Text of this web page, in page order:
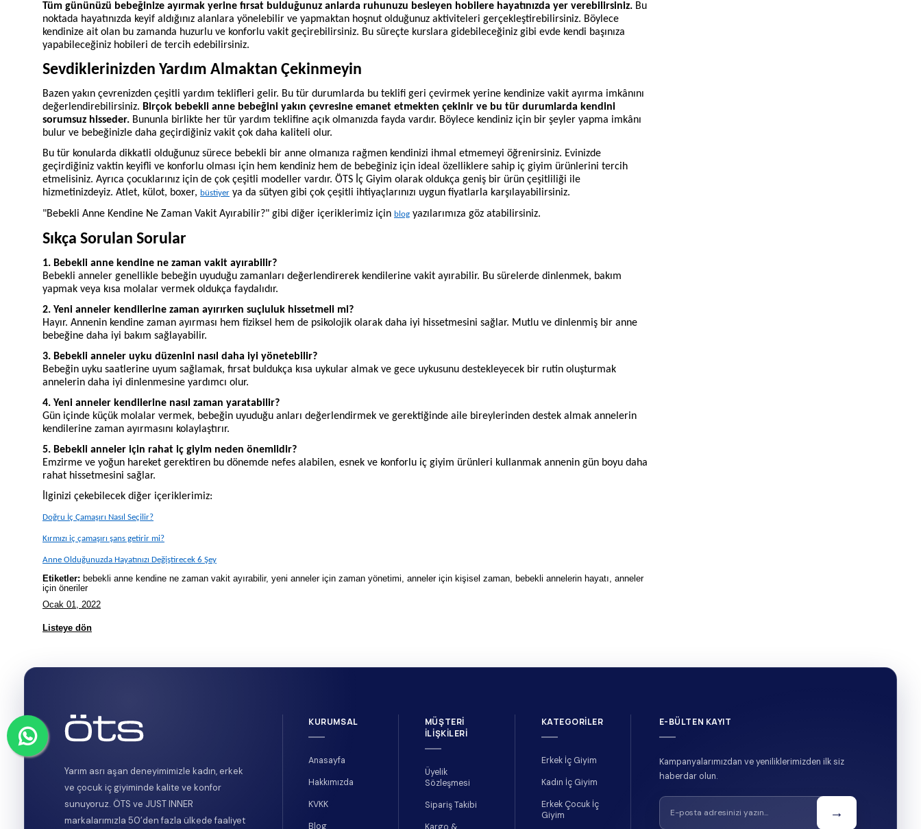
Tüm gününüzü bebeğinize ayırmak yerine fırsat bulduğunuz anlarda ruhunuzu besleyen hobilere hayatınızda yer verebilirsiniz. Bu
noktada hayatınızda keyif aldığınız alanlara yönelebilir ve yapmaktan hoşnut olduğunuz aktiviteleri gerçekleştirebilirsiniz. Böylece
kendinize ait olan bu zamanda huzurlu ve konforlu vakit geçirebilirsiniz. Bu süreçte kurslara gidebileceğiniz gibi evde kendi başınıza
yapabileceğiniz hobileri de tercih edebilirsiniz.
Sevdiklerinizden Yardım Almaktan Çekinmeyin
Bazen yakın çevrenizden çeşitli yardım teklifleri gelir. Bu tür durumlarda bu teklifi geri çevirmek yerine kendinize vakit ayırma imkânını
değerlendirebilirsiniz. Birçok bebekli anne bebeğini yakın çevresine emanet etmekten çekinir ve bu tür durumlarda kendini
sorumsuz hisseder. Bununla birlikte her tür yardım teklifine açık olmanızda fayda vardır. Böylece kendiniz için bir şeyler yapma imkânı
bulur ve bebeğinizle daha geçirdiğiniz vakit çok daha kaliteli olur.
Bu tür konularda dikkatli olduğunuz sürece bebekli bir anne olmanıza rağmen kendinizi ihmal etmemeyi öğrenirsiniz. Evinizde
geçirdiğiniz vaktin keyifli ve konforlu olması için hem kendiniz hem de bebeğiniz için ideal özelliklere sahip iç giyim ürünlerini tercih
etmelisiniz. Ayrıca çocuklarınız için de çok çeşitli modeller vardır. ÖTS İç Giyim olarak oldukça geniş bir ürün çeşitliliği ile
hizmetinizdeyiz. Atlet, külot, boxer, büstiyer ya da sütyen gibi çok çeşitli ihtiyaçlarınızı uygun fiyatlarla karşılayabilirsiniz.
"Bebekli Anne Kendine Ne Zaman Vakit Ayırabilir?" gibi diğer içeriklerimiz için blog yazılarımıza göz atabilirsiniz.
Sıkça Sorulan Sorular
1. Bebekli anne kendine ne zaman vakit ayırabilir?
Bebekli anneler genellikle bebeğin uyuduğu zamanları değerlendirerek kendilerine vakit ayırabilir. Bu sürelerde dinlenmek, bakım
yapmak veya kısa molalar vermek oldukça faydalıdır.
2. Yeni anneler kendilerine zaman ayırırken suçluluk hissetmeli mi?
Hayır. Annenin kendine zaman ayırması hem fiziksel hem de psikolojik olarak daha iyi hissetmesini sağlar. Mutlu ve dinlenmiş bir anne
bebeğine daha iyi bakım sağlayabilir.
3. Bebekli anneler uyku düzenini nasıl daha iyi yönetebilir?
Bebeğin uyku saatlerine uyum sağlamak, fırsat buldukça kısa uykular almak ve gece uykusunu destekleyecek bir rutin oluşturmak
annelerin daha iyi dinlenmesine yardımcı olur.
4. Yeni anneler kendilerine nasıl zaman yaratabilir?
Gün içinde küçük molalar vermek, bebeğin uyuduğu anları değerlendirmek ve gerektiğinde aile bireylerinden destek almak annelerin
kendilerine zaman ayırmasını kolaylaştırır.
5. Bebekli anneler için rahat iç giyim neden önemlidir?
Emzirme ve yoğun hareket gerektiren bu dönemde nefes alabilen, esnek ve konforlu iç giyim ürünleri kullanmak annenin gün boyu daha
rahat hissetmesini sağlar.
İlginizi çekebilecek diğer içeriklerimiz:
Doğru İç Çamaşırı Nasıl Seçilir?
Kırmızı iç çamaşırı şans getirir mi?
Anne Olduğunuzda Hayatınızı Değiştirecek 6 Şey
Etiketler: bebekli anne kendine ne zaman vakit ayırabilir, yeni anneler için zaman yönetimi, anneler için kişisel zaman, bebekli annelerin hayatı, anneler
için öneriler
Ocak 01, 2022
Listeye dön
Yarım asrı aşan deneyimimizle kadın, erkek
ve çocuk iç giyiminde kalite ve konfor
sunuyoruz. ÖTS ve JUST INNER
markalarımızla 50’den fazla ülkede faaliyet
KURUMSAL
Anasayfa
Hakkımızda
KVKK
Blog
MÜŞTERI
İLIŞKILERI
Üyelik
Sözleşmesi
Sipariş Takibi
Kargo &
KATEGORILER
Erkek İç Giyim
Kadın İç Giyim
Erkek Çocuk İç
Giyim
E-BÜLTEN KAYIT
Kampanyalarımızdan ve yeniliklerimizden ilk siz
haberdar olun.
→